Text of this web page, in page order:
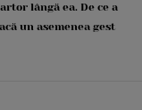
lângă ea. De ce a
un asemenea gest